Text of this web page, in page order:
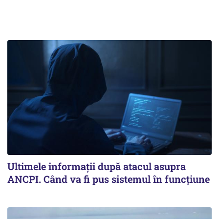
Ultimele informații după atacul asupra
ANCPI. Când va fi pus sistemul în funcțiune